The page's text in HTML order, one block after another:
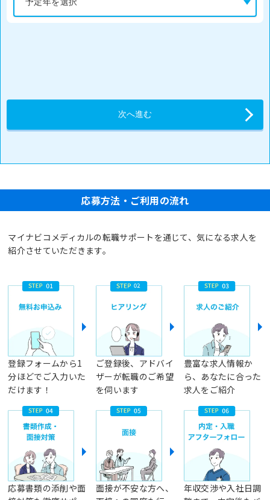
応募方法・ご利用の流れ
マイナビコメディカルの転職サポートを通じて、気になる求人を
紹介させていただきます。
登録フォームから1
分ほどでご入力いた
だけます！
ご登録後、アドバイ
ザーが転職のご希望
を伺います
豊富な求人情報か
ら、あなたに合った
求人をご紹介
応募書類の添削や面
面接が不安な方へ、
年収交渉や入社日調